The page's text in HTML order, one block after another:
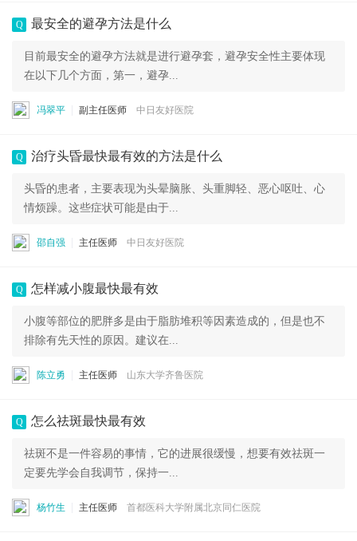
Q 最安全的避孕方法是什么
目前最安全的避孕方法就是进行避孕套，避孕安全性主要体现
在以下几个方面，第一，避孕...
冯翠平 副主任医师 中日友好医院
Q 治疗头昏最快最有效的方法是什么
头昏的患者，主要表现为头晕脑胀、头重脚轻、恶心呕吐、心
情烦躁。这些症状可能是由于...
邵自强 主任医师 中日友好医院
Q 怎样减小腹最快最有效
小腹等部位的肥胖多是由于脂肪堆积等因素造成的，但是也不
排除有先天性的原因。建议在...
陈立勇 主任医师 山东大学齐鲁医院
Q 怎么祛斑最快最有效
祛斑不是一件容易的事情，它的进展很缓慢，想要有效祛斑一
定要先学会自我调节，保持一...
杨竹生 主任医师 首都医科大学附属北京同仁医院